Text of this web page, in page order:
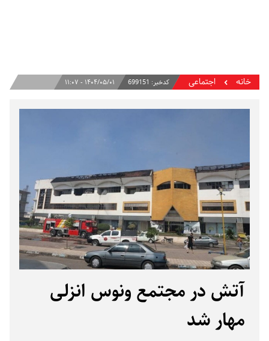
خانه اجتماعی کدخبر: 699151 ۱۴۰۴/۰۵/۰۱ - ۱۱:۰۷
آتش در مجتمع ونوس انزلی
مهار شد